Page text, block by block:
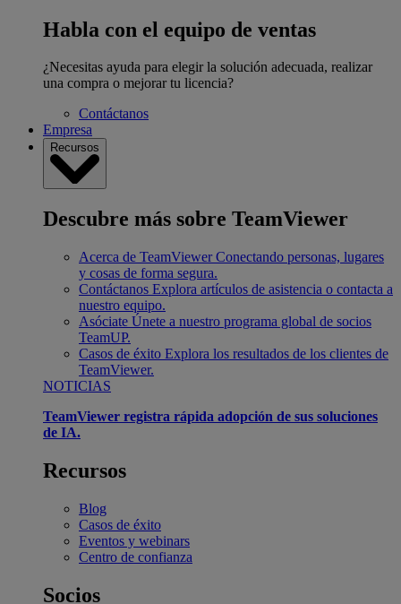
Habla con el equipo de ventas
¿Necesitas ayuda para elegir la solución adecuada, realizar
una compra o mejorar tu licencia?
Contáctanos
Empresa
Recursos
Descubre más sobre TeamViewer
Acerca de TeamViewer Conectando personas, lugares
y cosas de forma segura.
Contáctanos Explora artículos de asistencia o contacta a
nuestro equipo.
Asóciate Únete a nuestro programa global de socios
TeamUP.
Casos de éxito Explora los resultados de los clientes de
TeamViewer.
NOTICIAS
TeamViewer registra rápida adopción de sus soluciones
de IA.
Recursos
Blog
Casos de éxito
Eventos y webinars
Centro de confianza
Socios